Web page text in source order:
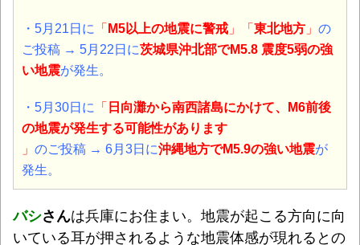
・5月21日に 「 M5以上の地震に警戒 」「 東北地方 」 の
ご投稿 → 5月22日に茨城県沖北部でM5.8 震度5弱の強
い地震が発生。
・5月30日に 「 日向灘から南西諸島にかけて、M6前後
の地震が発生する可能性があります
」 のご投稿 → 6月3日に沖縄地方でM5.9の強い地震が
発生。
バシさんは兵庫にお住まい。地震が起こる方向に向
いている耳が押されるような地震体感が現れるとの